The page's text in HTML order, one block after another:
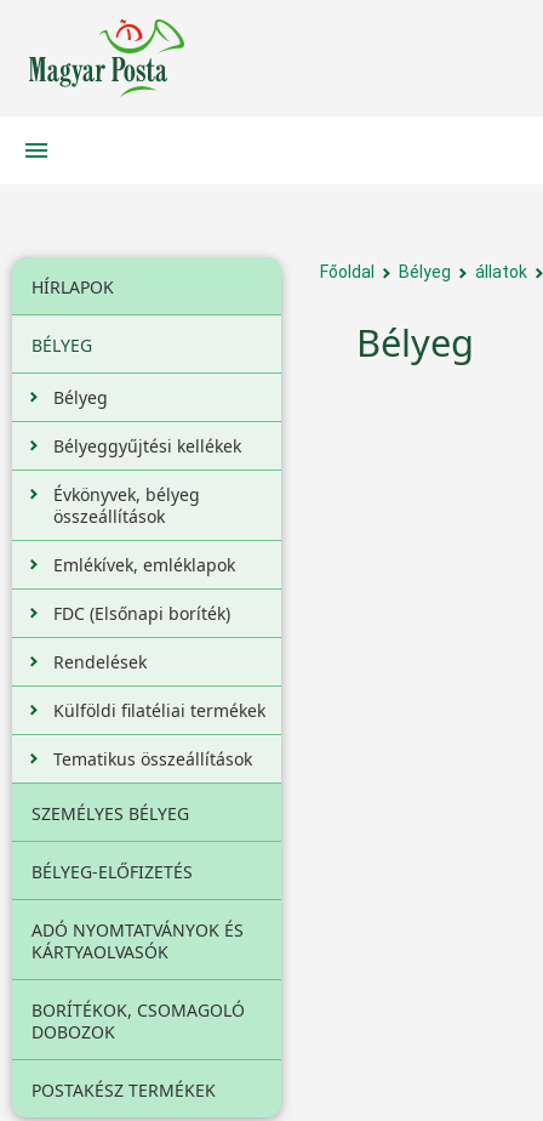
HÍRLAPOK
BÉLYEG
Bélyeg
Bélyeggyűjtési kellékek
Évkönyvek, bélyeg
összeállítások
Emlékívek, emléklapok
FDC (Elsőnapi boríték)
Rendelések
Külföldi filatéliai termékek
Tematikus összeállítások
SZEMÉLYES BÉLYEG
BÉLYEG-ELŐFIZETÉS
ADÓ NYOMTATVÁNYOK ÉS
KÁRTYAOLVASÓK
BORÍTÉKOK, CSOMAGOLÓ
DOBOZOK
POSTAKÉSZ TERMÉKEK
Főoldal Bélyeg állatok
Bélyeg